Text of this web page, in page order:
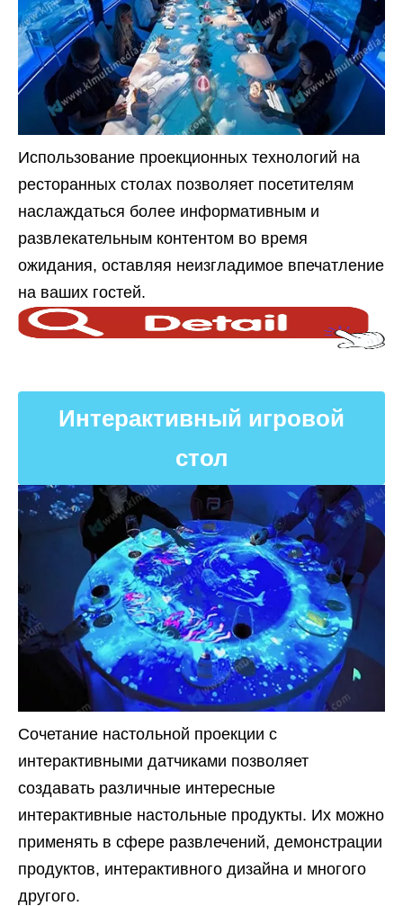
Использование проекционных технологий на
ресторанных столах позволяет посетителям
наслаждаться более информативным и
развлекательным контентом во время
ожидания, оставляя неизгладимое впечатление
на ваших гостей.
Интерактивный игровой
стол
Сочетание настольной проекции с
интерактивными датчиками позволяет
создавать различные интересные
интерактивные настольные продукты. Их можно
применять в сфере развлечений, демонстрации
продуктов, интерактивного дизайна и многого
другого.